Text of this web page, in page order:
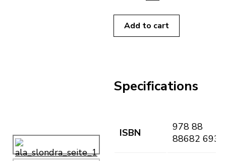
Add to cart
Specifications
ISBN
978 88
88682 693